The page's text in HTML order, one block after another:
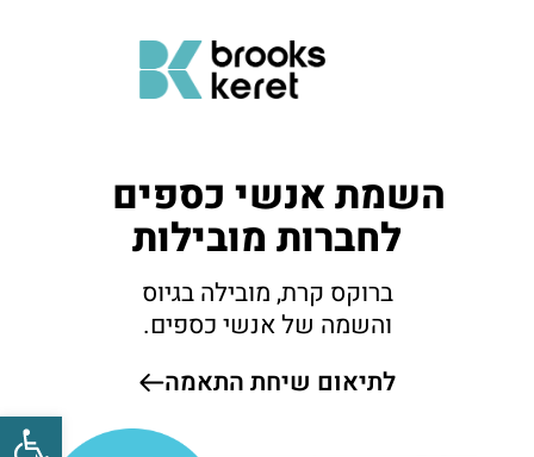
השמת אנשי כספים
לחברות מובילות
ברוקס קרת, מובילה בגיוס
והשמה של אנשי כספים.
לתיאום שיחת התאמה